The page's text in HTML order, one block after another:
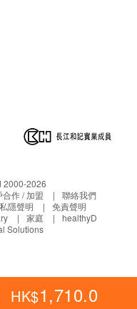
使用的服務或檢查
更換為其他服務專
他優惠同享。
及深圳新風和睦
醫務診斷或治療用
疾病徵兆時，應立即
HK$1,710.0
2000-2026
合作 / 加盟
聯絡我們
私隱聲明
免責聲明
家庭
healthyD
Solutions